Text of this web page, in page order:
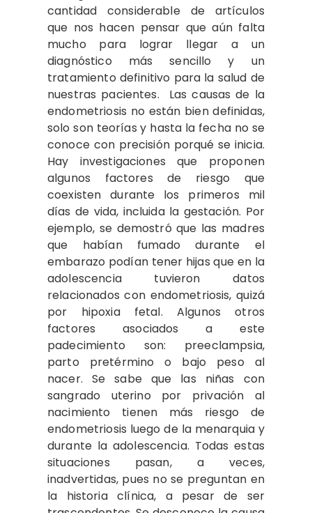
cantidad considerable de artículos
que nos hacen pensar que aún falta
mucho para lograr llegar a un
diagnóstico más sencillo y un
tratamiento definitivo para la salud de
nuestras pacientes. Las causas de la
endometriosis no están bien definidas,
solo son teorías y hasta la fecha no se
conoce con precisión porqué se inicia.
Hay investigaciones que proponen
algunos factores de riesgo que
coexisten durante los primeros mil
días de vida, incluida la gestación. Por
ejemplo, se demostró que las madres
que habían fumado durante el
embarazo podían tener hijas que en la
adolescencia tuvieron datos
relacionados con endometriosis, quizá
por hipoxia fetal. Algunos otros
factores asociados a este
padecimiento son: preeclampsia,
parto pretérmino o bajo peso al
nacer. Se sabe que las niñas con
sangrado uterino por privación al
nacimiento tienen más riesgo de
endometriosis luego de la menarquia y
durante la adolescencia. Todas estas
situaciones pasan, a veces,
inadvertidas, pues no se preguntan en
la historia clínica, a pesar de ser